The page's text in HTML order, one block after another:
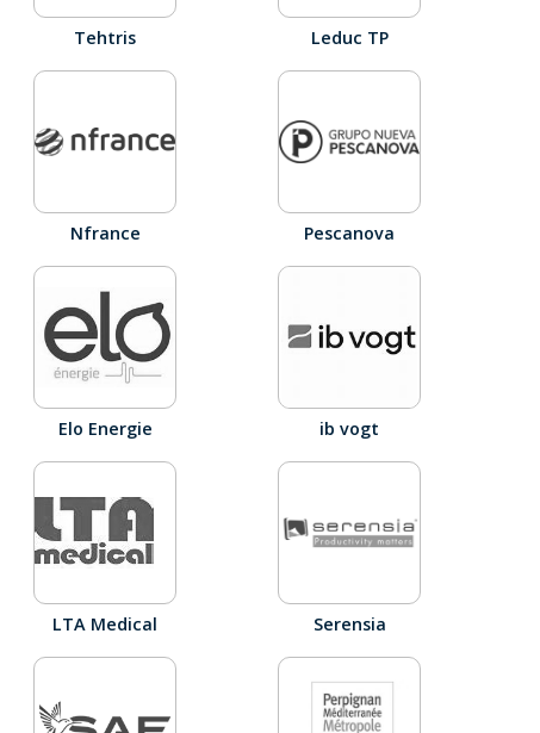
Tehtris Leduc TP
Nfrance Pescanova
Elo Energie ib vogt
LTA Medical Serensia